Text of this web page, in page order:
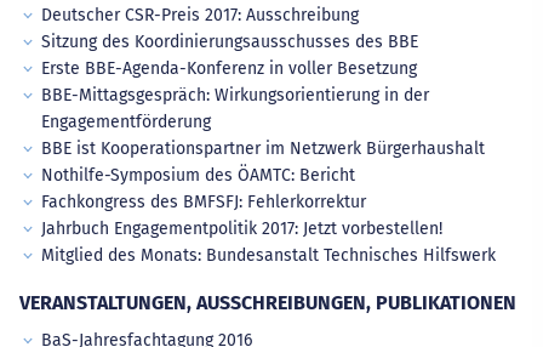
Deutscher CSR-Preis 2017: Ausschreibung
Sitzung des Koordinierungsausschusses des BBE
Erste BBE-Agenda-Konferenz in voller Besetzung
BBE-Mittagsgespräch: Wirkungsorientierung in der
Engagementförderung
BBE ist Kooperationspartner im Netzwerk Bürgerhaushalt
Nothilfe-Symposium des ÖAMTC: Bericht
Fachkongress des BMFSFJ: Fehlerkorrektur
Jahrbuch Engagementpolitik 2017: Jetzt vorbestellen!
Mitglied des Monats: Bundesanstalt Technisches Hilfswerk
VERANSTALTUNGEN, AUSSCHREIBUNGEN, PUBLIKATIONEN
BaS-Jahresfachtagung 2016